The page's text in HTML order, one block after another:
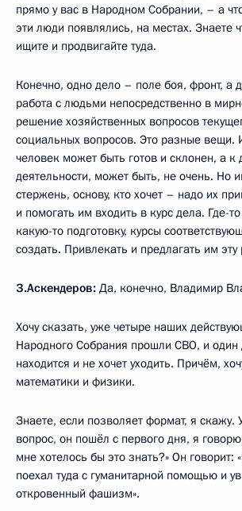
прямо у вас в Народном Собрании, – а
эти люди появлялись, на местах. Знаете
ищите и продвигайте туда.
Конечно, одно дело – поле боя, фронт, а
работа с людьми непосредственно в
решение хозяйственных вопросов
социальных вопросов. Это разные вещи.
человек может быть готов и склонен, а к
деятельности, может быть, не очень. Но
стержень, основу, кто хочет – надо их
и помогать им входить в курс дела. Где-
какую-то подготовку, курсы
создать. Привлекать и предлагать им эту
З.Аскендеров: Да, конечно, Владимир
Хочу сказать, уже четыре наших
Народного Собрания прошли СВО, и один
находится и не хочет уходить. Причём,
математики и физики.
Знаете, если позволяет формат, я
вопрос, он пошёл с первого дня, я
мне хотелось бы это знать?» Он говорит:
поехал туда с гуманитарной помощью и
откровенный фашизм».